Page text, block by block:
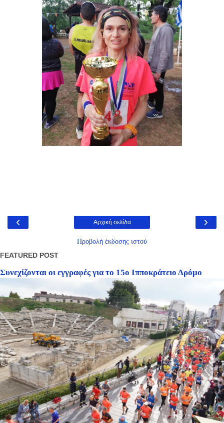
‹ ›
Αρχική σελίδα
Προβολή έκδοσης ιστού
FEATURED POST
Συνεχίζονται οι εγγραφές για το 15ο Ιπποκράτειο Δρόμο